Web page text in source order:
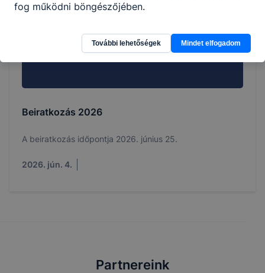
Beiratkozás 2026
A beiratkozás időpontja 2026. június 25.
2026. jún. 4.
Partnereink
fog működni böngészőjében.
További lehetőségek Mindet elfogadom